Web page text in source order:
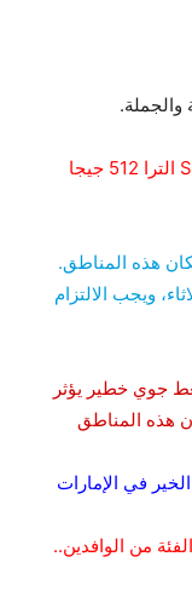
والجملة.
عرض لا يصدق سعر سامسونج جالاكسي S23 الترا 512 جيجا
هذه المناطق.
ويجب الالتزام
جوي خطير يؤثر
هذه المناطق
في الإمارات
من الوافدين..